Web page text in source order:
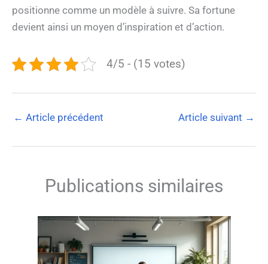
positionne comme un modèle à suivre. Sa fortune
devient ainsi un moyen d’inspiration et d’action.
4/5 - (15 votes)
← Article précédent Article suivant →
Publications similaires